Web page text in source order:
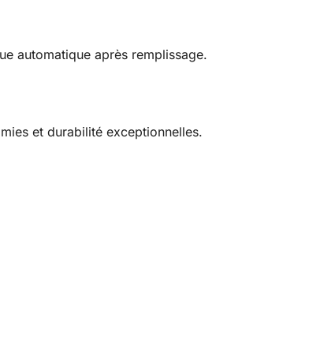
automatique après remplissage.
et durabilité exceptionnelles.